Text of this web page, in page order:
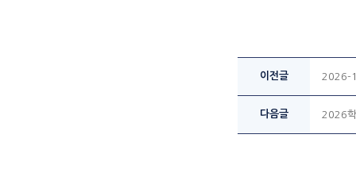
이전글 2026-1
다음글 2026